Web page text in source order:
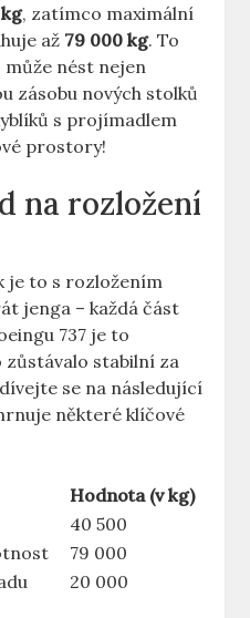
, zatímco maximální
až 79⁣ 000 kg. To
nést ⁢nejen
zásobu⁣ nových stolků
s projímadlem
prostory!
na rozložení‌
‍je ‍to s rozložením
jenga – každá ⁢část
737 ‌je⁢ to
zůstávalo stabilní za
se na následující
některé⁤ klíčové
Hodnota (v kg)
40 500
79 000
20 000